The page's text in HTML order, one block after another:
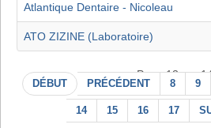
Atlantique Dentaire - Nicoleau
ATO ZIZINE (Laboratoire)
Page 13 sur
DÉBUT PRÉCÉDENT 8 9
14 15 16 17